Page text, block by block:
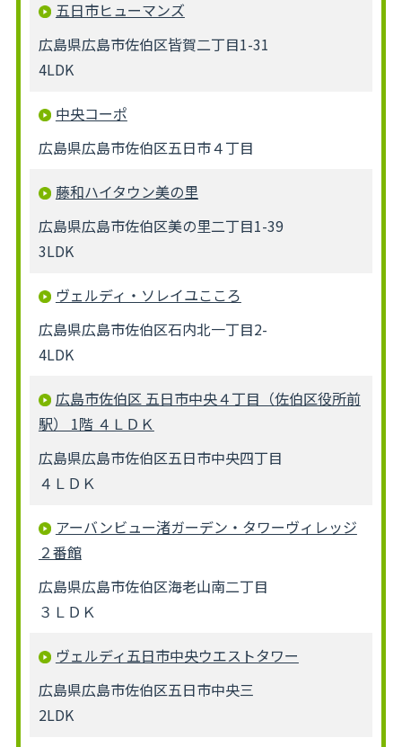
五日市ヒューマンズ
広島県広島市佐伯区皆賀二丁目1-31
4LDK
中央コーポ
広島県広島市佐伯区五日市４丁目
藤和ハイタウン美の里
広島県広島市佐伯区美の里二丁目1-39
3LDK
ヴェルディ・ソレイユこころ
広島県広島市佐伯区石内北一丁目2-
4LDK
広島市佐伯区 五日市中央４丁目（佐伯区役所前
駅） 1階 ４ＬＤＫ
広島県広島市佐伯区五日市中央四丁目
４ＬＤＫ
アーバンビュー渚ガーデン・タワーヴィレッジ
２番館
広島県広島市佐伯区海老山南二丁目
３ＬＤＫ
ヴェルディ五日市中央ウエストタワー
広島県広島市佐伯区五日市中央三
2LDK